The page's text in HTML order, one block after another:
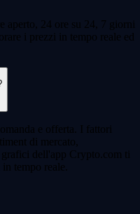
aperto, 24 ore su 24, 7 giorni
i prezzi in tempo reale ed
e offerta. I fattori
di mercato,
dell'app Crypto.com ti
tempo reale.